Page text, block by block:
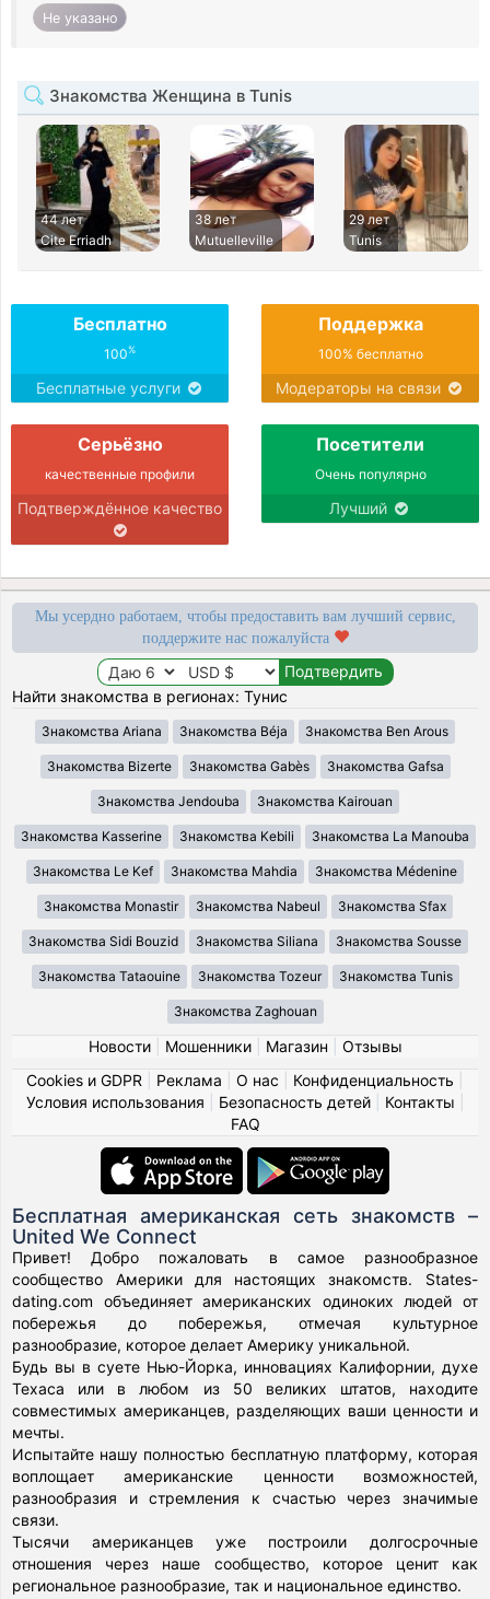
Не указано
Знакомства Женщина в Tunis
44 лет
Cite Erriadh
38 лет
Mutuelleville
29 лет
Tunis
Бесплатно
100%
Бесплатные услуги
Поддержка
100% бесплатно
Модераторы на связи
Серьёзно
качественные профили
Подтверждённое качество
Посетители
Очень популярно
Лучший
Мы усердно работаем, чтобы предоставить вам лучший сервис,
поддержите нас пожалуйста
Найти знакомства в регионах: Тунис
Знакомства Ariana Знакомства Béja Знакомства Ben Arous
Знакомства Bizerte Знакомства Gabès Знакомства Gafsa
Знакомства Jendouba Знакомства Kairouan
Знакомства Kasserine Знакомства Kebili Знакомства La Manouba
Знакомства Le Kef Знакомства Mahdia Знакомства Médenine
Знакомства Monastir Знакомства Nabeul Знакомства Sfax
Знакомства Sidi Bouzid Знакомства Siliana Знакомства Sousse
Знакомства Tataouine Знакомства Tozeur Знакомства Tunis
Знакомства Zaghouan
Новости| Мошенники| Магазин
Отзывы
Cookies и GDPR
Реклама О нас Конфиденциальность
Условия использования
Безопасность детей| Контакты
FAQ
Бесплатная американская сеть знакомств –
United We Connect
Привет! Добро пожаловать в самое разнообразное
сообщество Америки для настоящих знакомств. States-
dating.com объединяет американских одиноких людей от
побережья до побережья, отмечая культурное
разнообразие, которое делает Америку уникальной.
Будь вы в суете Нью-Йорка, инновациях Калифорнии, духе
Техаса или в любом из 50 великих штатов, находите
совместимых американцев, разделяющих ваши ценности и
мечты.
Испытайте нашу полностью бесплатную платформу, которая
воплощает американские ценности возможностей,
разнообразия и стремления к счастью через значимые
связи.
Тысячи американцев уже построили долгосрочные
отношения через наше сообщество, которое ценит как
региональное разнообразие, так и национальное единство.